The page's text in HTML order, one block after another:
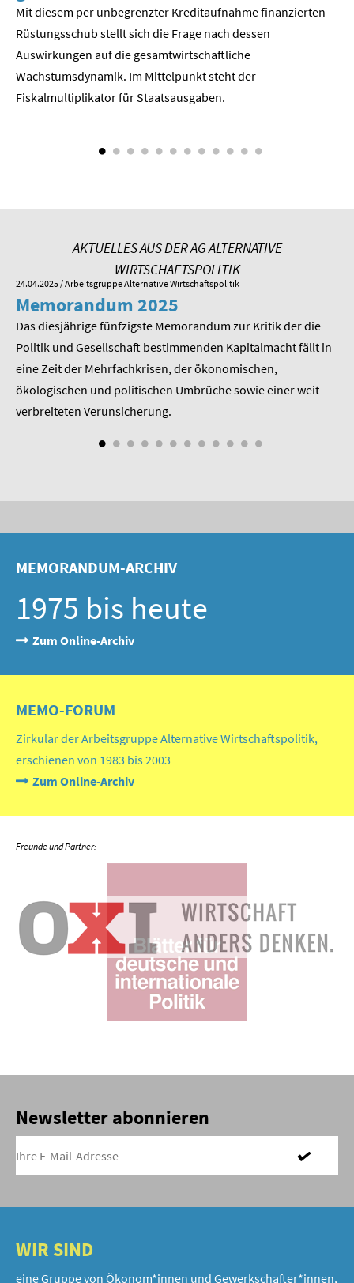
Mit diesem per unbegrenzter Kreditaufnahme finanzierten
Rüstungsschub stellt sich die Frage nach dessen
Auswirkungen auf die gesamtwirtschaftli­che
Wachstumsdynamik. Im Mittelpunkt steht der
Fiskalmultiplikator für Staatsausgaben.
AKTUELLES AUS DER AG ALTERNATIVE
WIRTSCHAFTSPOLITIK
24.04.2025 / Arbeitsgruppe Alternative Wirtschaftspolitik
Memorandum 2025
Das diesjährige fünfzigste Memorandum zur Kritik der die
Politik und Gesellschaft bestimmenden Kapitalmacht fällt in
eine Zeit der Mehrfachkrisen, der ökonomischen,
ökologischen und politischen Umbrüche sowie einer weit
verbreiteten Verunsicherung.
MEMORANDUM-ARCHIV
1975 bis heute
Zum Online-Archiv
MEMO-FORUM
Zirkular der Arbeitsgruppe Alternative Wirtschaftspolitik,
erschienen von 1983 bis 2003
Zum Online-Archiv
Newsletter abonnieren
WIR SIND
eine Gruppe von Ökonom*innen und Gewerkschafter*innen,